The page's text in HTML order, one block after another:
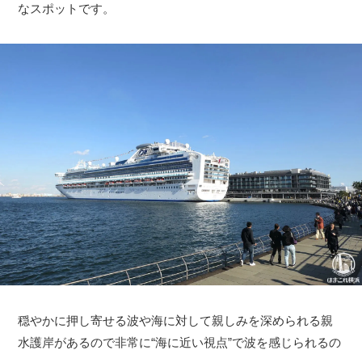
なスポットです。
穏やかに押し寄せる波や海に対して親しみを深められる親
水護岸があるので非常に“海に近い視点”で波を感じられるの